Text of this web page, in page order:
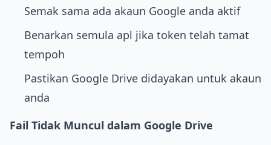
Semak sama ada akaun Google anda aktif
Benarkan semula apl jika token telah tamat
tempoh
Pastikan Google Drive didayakan untuk akaun
anda
Fail Tidak Muncul dalam Google Drive